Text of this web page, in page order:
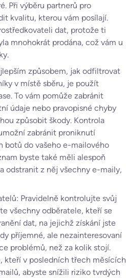
Při výběru partnerů pro
kvalitu, kterou vám posílají.
dat, protože ti
mnohokrát prodána, což vám u
způsobem, jak odfiltrovat
v místě sběru, je použít
To vám pomůže zabránit
údaje nebo pravopisné chyby
způsobit škody. Kontrola
zabránit proniknutí
botů do vašeho e-mailového
byste také měli alespoň
odstranit z něj všechny e-maily,
Pravidelně kontrolujte svůj
všechny odběratele, kteří se
dat, na jejichž získání jste
příjemné, ale nezainteresovaní
problémů, než za kolik stojí.
kteří v posledních třech měsících
abyste snížili riziko tvrdých